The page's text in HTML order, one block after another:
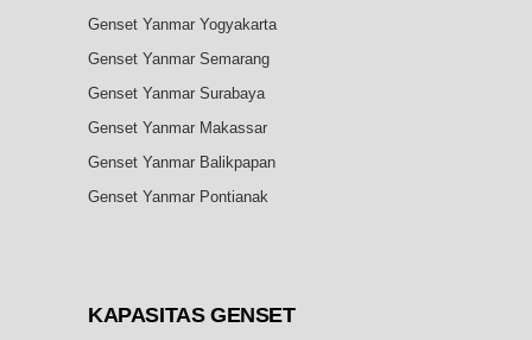
Genset Yanmar Yogyakarta
Genset Yanmar Semarang
Genset Yanmar Surabaya
Genset Yanmar Makassar
Genset Yanmar Balikpapan
Genset Yanmar Pontianak
KAPASITASGENSET